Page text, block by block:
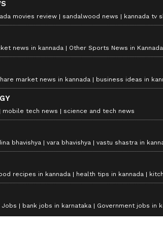
movies review sandalwood news kannada tv
news in kannada Other Sports News in Kannada
market news in kannada business ideas in
mobile tech news science and tech news
bhavishya vara bhavishya vastu shastra in
recipes in kannada health tips in kannada
Jobs bank jobs in karnataka Government jobs in